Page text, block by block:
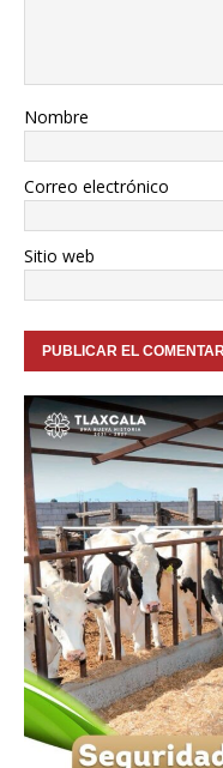
Nombre
Correo electrónico
Sitio web